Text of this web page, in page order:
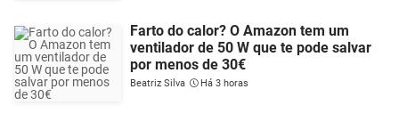
Farto do calor? O Amazon tem um
ventilador de 50 W que te pode salvar
por menos de 30€
Beatriz Silva Há 3 horas